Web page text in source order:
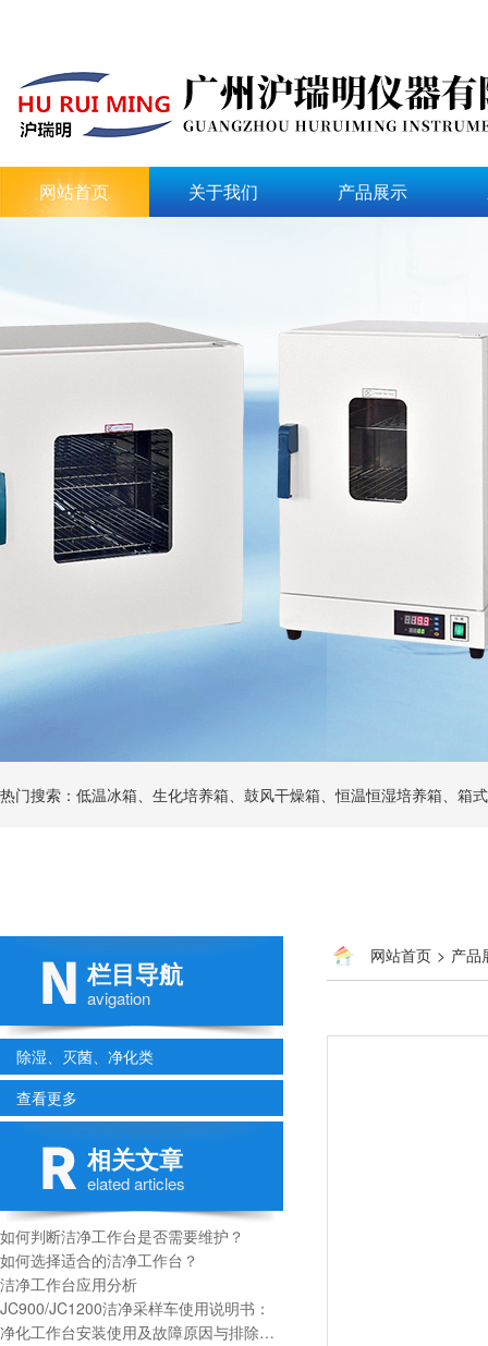
网站首页 关于我们 产品展示
热门搜索：低温冰箱、生化培养箱、鼓风干燥箱、恒温恒湿培养箱、箱
栏目导航
avigation
除湿、灭菌、净化类
查看更多
相关文章
elated articles
如何判断洁净工作台是否需要维护？
如何选择适合的洁净工作台？
洁净工作台应用分析
JC900/JC1200洁净采样车使用说明书：
净化工作台安装使用及故障原因与排除方法
网站首页 > 产品